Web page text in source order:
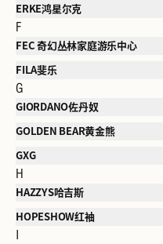
ERKE鸿星尔克
F
FEC 奇幻丛林家庭游乐中心
FILA斐乐
G
GIORDANO佐丹奴
GOLDEN BEAR黄金熊
GXG
H
HAZZYS哈吉斯
HOPESHOW红袖
I